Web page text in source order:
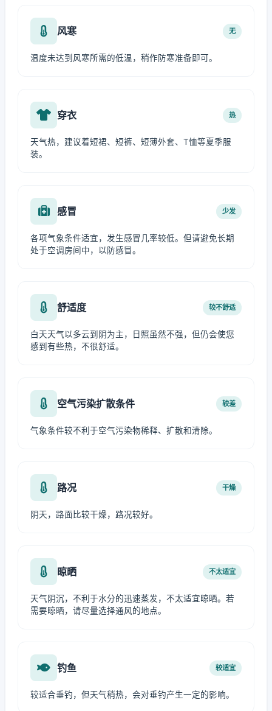
风寒 无
温度未达到风寒所需的低温，稍作防寒准备即可。
穿衣 热
天气热，建议着短裙、短裤、短薄外套、T恤等夏季服
装。
感冒 少发
各项气象条件适宜，发生感冒几率较低。但请避免长期
处于空调房间中，以防感冒。
舒适度 较不舒适
白天天气以多云到阴为主，日照虽然不强，但仍会使您
感到有些热，不很舒适。
空气污染扩散条件 较差
气象条件较不利于空气污染物稀释、扩散和清除。
路况 干燥
阴天，路面比较干燥，路况较好。
晾晒 不太适宜
天气阴沉，不利于水分的迅速蒸发，不太适宜晾晒。若
需要晾晒，请尽量选择通风的地点。
钓鱼 较适宜
较适合垂钓，但天气稍热，会对垂钓产生一定的影响。